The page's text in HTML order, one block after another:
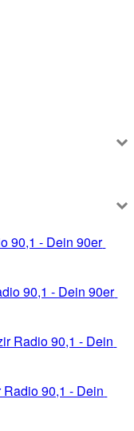
90,1 - Dein 90er
90,1 - Dein 90er
Radio 90,1 - Dein
Radio 90,1 - Dein